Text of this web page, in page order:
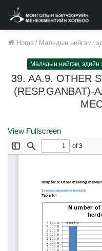
Home / Малчдын нийгэм,
Малчдын нийгэм, эдийн
39. AA.9. OTHER
(RESP.GANBAT)-
View Fullscreen